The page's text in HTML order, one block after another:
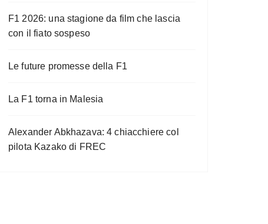
F1 2026: una stagione da film che lascia
con il fiato sospeso
Le future promesse della F1
La F1 torna in Malesia
Alexander Abkhazava: 4 chiacchiere col
pilota Kazako di FREC